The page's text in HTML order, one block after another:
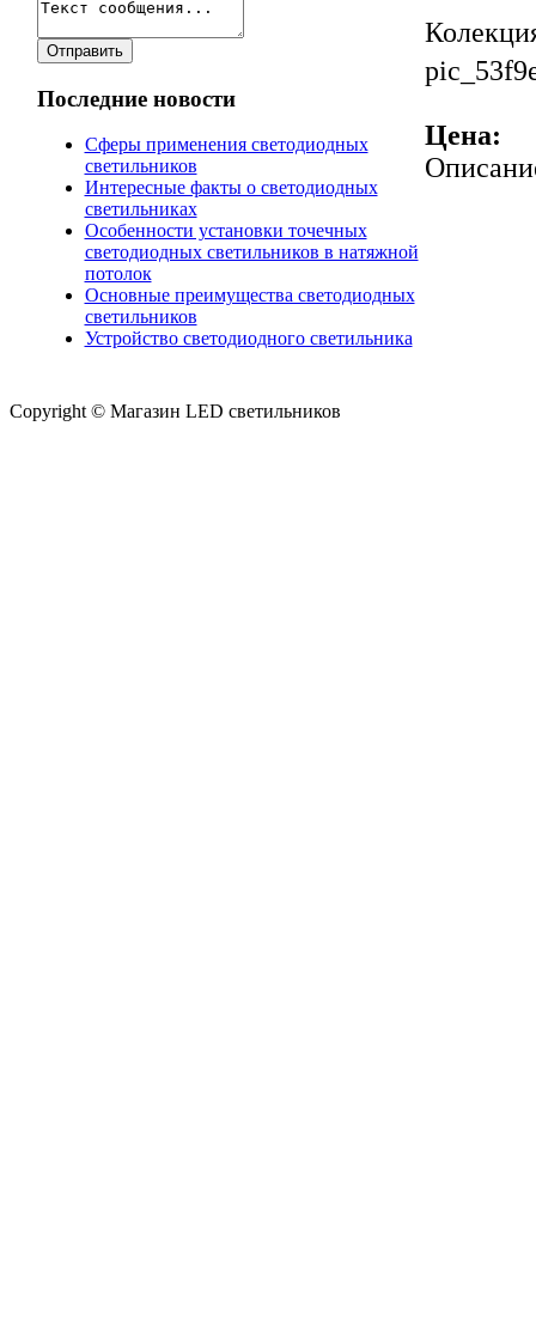
Последние новости
Сферы применения светодиодных
светильников
Интересные факты о светодиодных
светильниках
Особенности установки точечных
светодиодных светильников в натяжной
потолок
Основные преимущества светодиодных
светильников
Устройство светодиодного светильника
Цена:
Copyright © Магазин LED светильников